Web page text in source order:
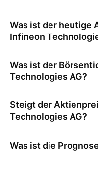
Was ist der heutige
Infineon
Was ist der
Technologies AG?
Steigt der
Technologies AG?
Was ist die